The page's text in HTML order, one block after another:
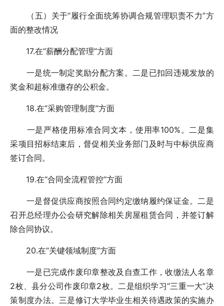
（五）关于“履行全面统筹协调合规管理职责不力”方
面的整改情况
17.在“薪酬分配管理”方面
一是统一制定奖励分配方案。二是已扣回违规发放的
奖金和超标准缴存的公积金。
18.在“采购管理制度”方面
一是严格使用标准合同文本，使用率100%。二是集
采项目招标结束后，督促相关业务部门及时与中标供应商
签订合同。
19.在“合同全流程管控”方面
一是督促供应商按照合同约定缴纳履约保证金。二是
召开总经理办公会研究解除相关房屋租赁合同，并签订解
除合同协议。
20.在“关键领域制度”方面
一是已完成作废印章整改及自查工作，收缴法人名章
2枚、县分公司作废印章2枚。二是组织学习“三重一大”决
策制度办法。三是修订大学毕业生相关待遇政策的实施办